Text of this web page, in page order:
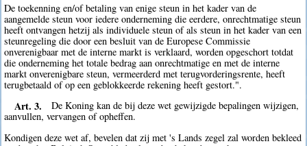
De toekenning en/of betaling van enige steun in het kader van de
aangemelde steun voor iedere onderneming die eerdere, onrechtmatige steun
heeft ontvangen hetzij als individuele steun of als steun in het kader van een
steunregeling die door een besluit van de Europese Commissie
onverenigbaar met de interne markt is verklaard, worden opgeschort totdat
die onderneming het totale bedrag aan onrechtmatige en met de interne
markt onverenigbare steun, vermeerderd met terugvorderingsrente, heeft
terugbetaald of op een geblokkeerde rekening heeft gestort.".
Art. 3.
De Koning kan de bij deze wet gewijzigde bepalingen wijzigen,
aanvullen, vervangen of opheffen.
Kondigen deze wet af, bevelen dat zij met 's Lands zegel zal worden bekleed